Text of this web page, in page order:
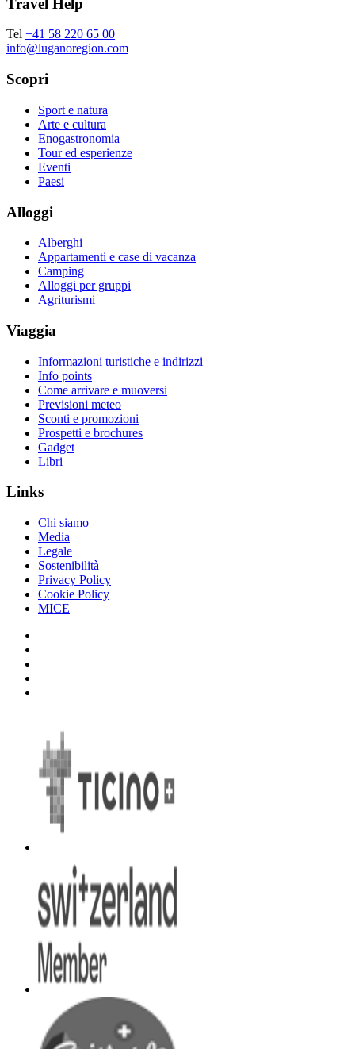
Travel Help
Tel +41 58 220 65 00
info@luganoregion.com
Scopri
Sport e natura
Arte e cultura
Enogastronomia
Tour ed esperienze
Eventi
Paesi
Alloggi
Alberghi
Appartamenti e case di vacanza
Camping
Alloggi per gruppi
Agriturismi
Viaggia
Informazioni turistiche e indirizzi
Info points
Come arrivare e muoversi
Previsioni meteo
Sconti e promozioni
Prospetti e brochures
Gadget
Libri
Links
Chi siamo
Media
Legale
Sostenibilità
Privacy Policy
Cookie Policy
MICE